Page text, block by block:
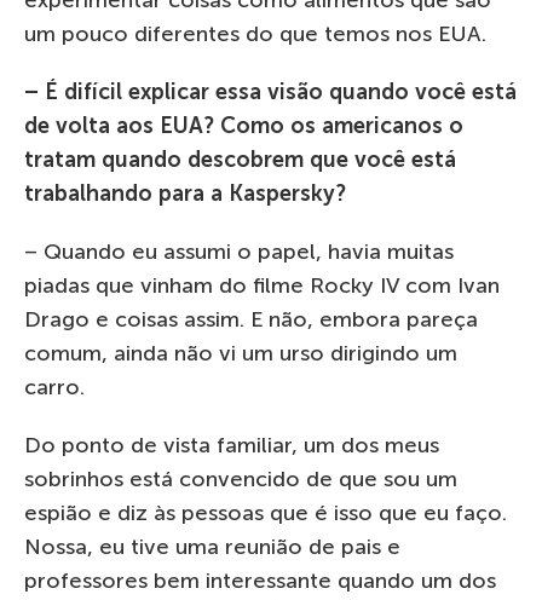
um pouco diferentes do que temos nos EUA.
– É difícil explicar essa visão quando você está
de volta aos EUA? Como os americanos o
tratam quando descobrem que você está
trabalhando para a Kaspersky?
– Quando eu assumi o papel, havia muitas
piadas que vinham do filme Rocky IV com Ivan
Drago e coisas assim. E não, embora pareça
comum, ainda não vi um urso dirigindo um
carro.
Do ponto de vista familiar, um dos meus
sobrinhos está convencido de que sou um
espião e diz às pessoas que é isso que eu faço.
Nossa, eu tive uma reunião de pais e
professores bem interessante quando um dos